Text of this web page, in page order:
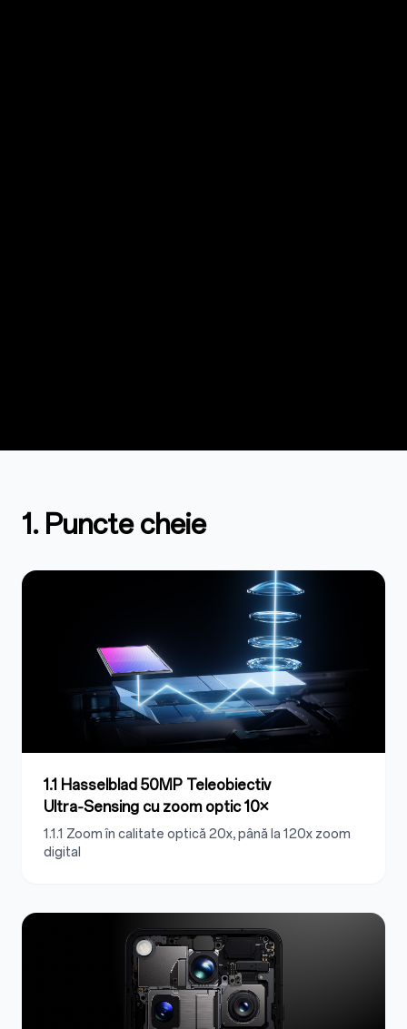
1. Puncte cheie
1.1 Hasselblad 50MP Teleobiectiv
Ultra‑Sensing cu zoom optic 10×
1.1.1 Zoom în calitate optică 20x, până la 120x zoom
digital